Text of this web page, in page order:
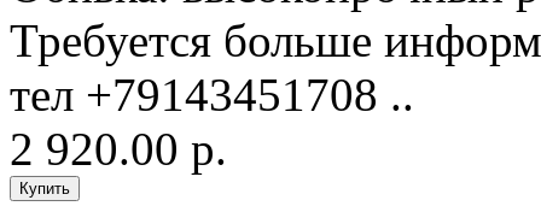
Требуется больше
тел +79143451708 ..
2 920.00 р.